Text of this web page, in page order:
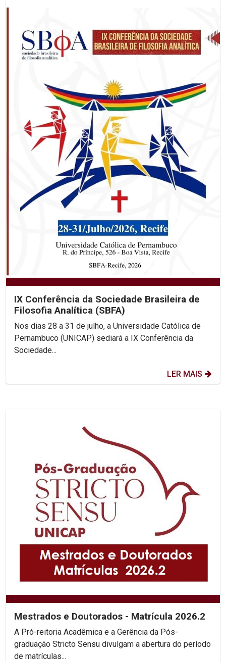
IX Conferência da Sociedade Brasileira de
Filosofia Analítica (SBFA)
Nos dias 28 a 31 de julho, a Universidade Católica de
Pernambuco (UNICAP) sediará a IX Conferência da
Sociedade...
LER MAIS
Mestrados e Doutorados - Matrícula 2026.2
A Pró-reitoria Acadêmica e a Gerência da Pós-
graduação Stricto Sensu divulgam a abertura do período
de matrículas...